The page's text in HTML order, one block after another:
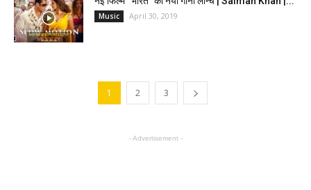
Music April 30, 2019
1 2 3
- Advertisement -